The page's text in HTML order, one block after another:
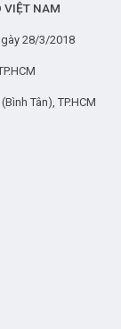
VIỆT NAM
28/3/2018
Tân), TP.HCM